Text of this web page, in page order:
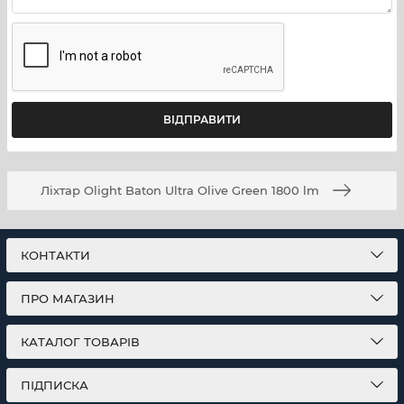
використання в автомобілі, спорядженні та побуті.
Модель поєднує компактний формат EDC, світловий
потік 1600 lm, дальність до 200 м, водозахист IPX8, USB-
кнопками.
Ліхтар Olight Baton Ultra Olive Green 1800 lm
КОНТАКТИ
ПРО МАГАЗИН
КАТАЛОГ ТОВАРІВ
ПІДПИСКА